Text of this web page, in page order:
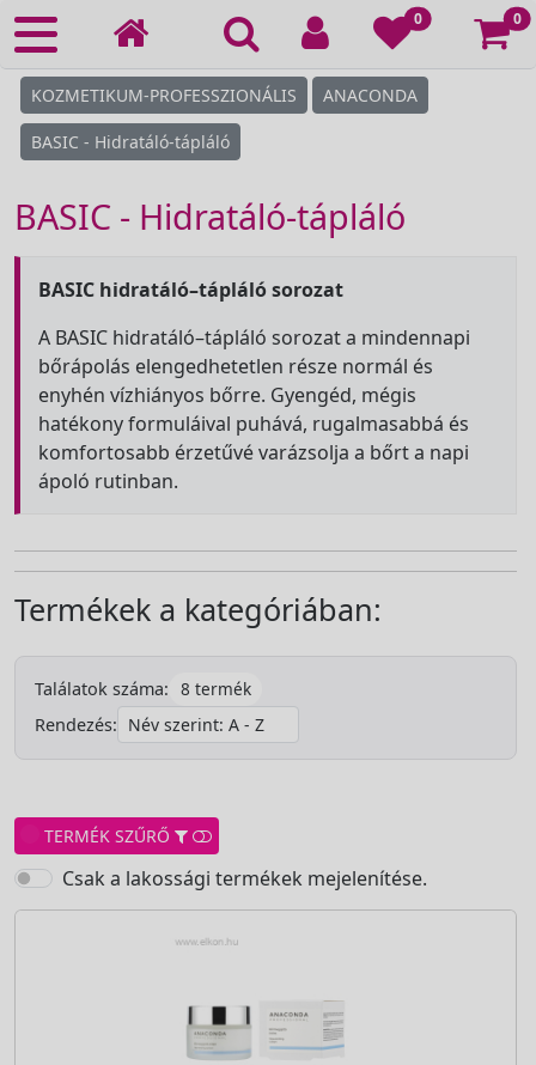
0 0
KOZMETIKUM-PROFESSZIONÁLIS ANACONDA
BASIC - Hidratáló-tápláló
BASIC - Hidratáló-tápláló
BASIC hidratáló–tápláló sorozat
A BASIC hidratáló–tápláló sorozat a mindennapi
bőrápolás elengedhetetlen része normál és
enyhén vízhiányos bőrre. Gyengéd, mégis
hatékony formuláival puhává, rugalmasabbá és
komfortosabb érzetűvé varázsolja a bőrt a napi
ápoló rutinban.
Termékek a kategóriában:
Találatok száma: 8 termék
Rendezés:
TERMÉK SZŰRŐ
Csak a lakossági termékek mejelenítése.